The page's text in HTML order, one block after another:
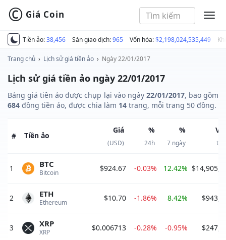
Tiền ảo:38,456 Sàn giao dịch:965 Vốn hóa:$2,198,024,535,449
© Giá Coin
Trang chủ › Lịch sử giá tiền ảo › Ngày 22/01/2017
Lịch sử giá tiền ảo ngày 22/01/2017
Bảng giá tiền ảo được chụp lại vào ngày 22/01/2017, bao gồm
684 đồng tiền ảo, được chia làm 14 trang, mỗi trang 50 đồng.
# Tiền ảo
Giá
(USD)
%
24h
%
7 ngày thị
1 Bitcoin
BTC $924.67 -0.03% 12.42%
2 Ethereum
ETH $10.70 -1.86% 8.42%
3 XRP
XRP $0.006713 -0.28% -0.95%